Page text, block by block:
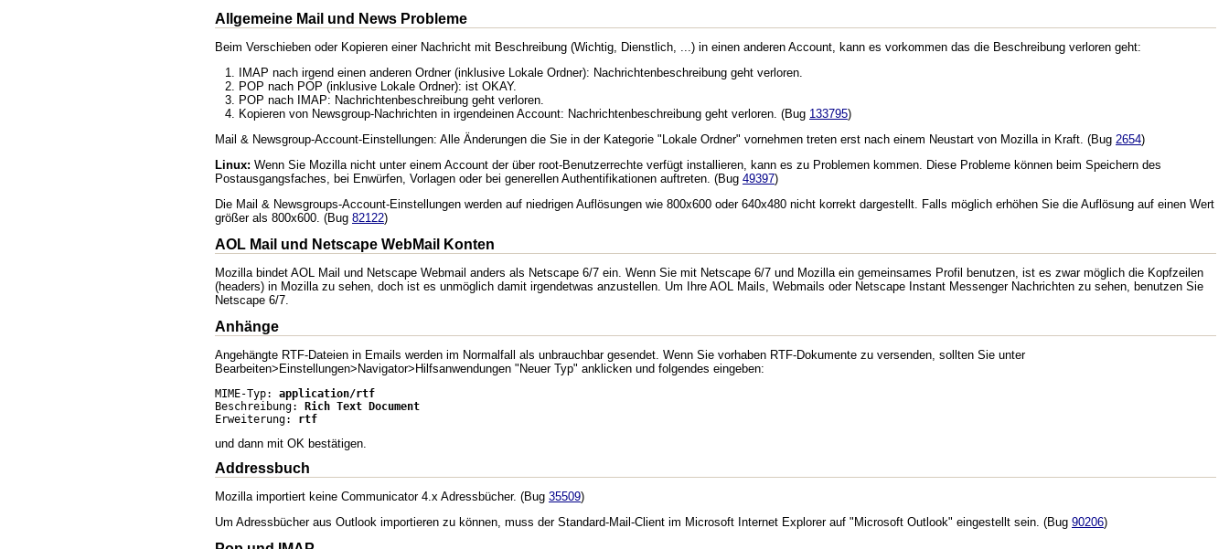
Allgemeine Mail und News Probleme
Beim Verschieben oder Kopieren einer Nachricht mit Beschreibung (Wichtig, Dienstlich, ...) in einen anderen Account, kann es vorkommen das die Beschreibung verloren geht:
IMAP nach irgend einen anderen Ordner (inklusive Lokale Ordner): Nachrichtenbeschreibung geht verloren.
POP nach POP (inklusive Lokale Ordner): ist OKAY.
POP nach IMAP: Nachrichtenbeschreibung geht verloren.
Kopieren von Newsgroup-Nachrichten in irgendeinen Account: Nachrichtenbeschreibung geht verloren. (Bug 133795)
Mail & Newsgroup-Account-Einstellungen: Alle Änderungen die Sie in der Kategorie "Lokale Ordner" vornehmen treten erst nach einem Neustart von Mozilla in Kraft. (Bug 2654)
Linux: Wenn Sie Mozilla nicht unter einem Account der über root-Benutzerrechte verfügt installieren, kann es zu Problemen kommen. Diese Probleme können beim Speichern des
Postausgangsfaches, bei Enwürfen, Vorlagen oder bei generellen Authentifikationen auftreten. (Bug 49397)
Die Mail & Newsgroups-Account-Einstellungen werden auf niedrigen Auflösungen wie 800x600 oder 640x480 nicht korrekt dargestellt. Falls möglich erhöhen Sie die Auflösung auf einen Wert
größer als 800x600. (Bug 82122)
AOL Mail und Netscape WebMail Konten
Mozilla bindet AOL Mail und Netscape Webmail anders als Netscape 6/7 ein. Wenn Sie mit Netscape 6/7 und Mozilla ein gemeinsames Profil benutzen, ist es zwar möglich die Kopfzeilen
(headers) in Mozilla zu sehen, doch ist es unmöglich damit irgendetwas anzustellen. Um Ihre AOL Mails, Webmails oder Netscape Instant Messenger Nachrichten zu sehen, benutzen Sie
Netscape 6/7.
Anhänge
Angehängte RTF-Dateien in Emails werden im Normalfall als unbrauchbar gesendet. Wenn Sie vorhaben RTF-Dokumente zu versenden, sollten Sie unter
Bearbeiten>Einstellungen>Navigator>Hilfsanwendungen "Neuer Typ" anklicken und folgendes eingeben:
MIME-Typ: application/rtf
Beschreibung: Rich Text Document
Erweiterung: rtf
und dann mit OK bestätigen.
Addressbuch
Mozilla importiert keine Communicator 4.x Adressbücher. (Bug 35509)
Um Adressbücher aus Outlook importieren zu können, muss der Standard-Mail-Client im Microsoft Internet Explorer auf "Microsoft Outlook" eingestellt sein. (Bug 90206)